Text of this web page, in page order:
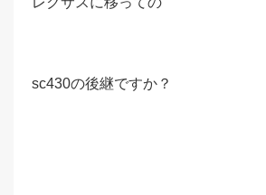
sc430の後継ですか？